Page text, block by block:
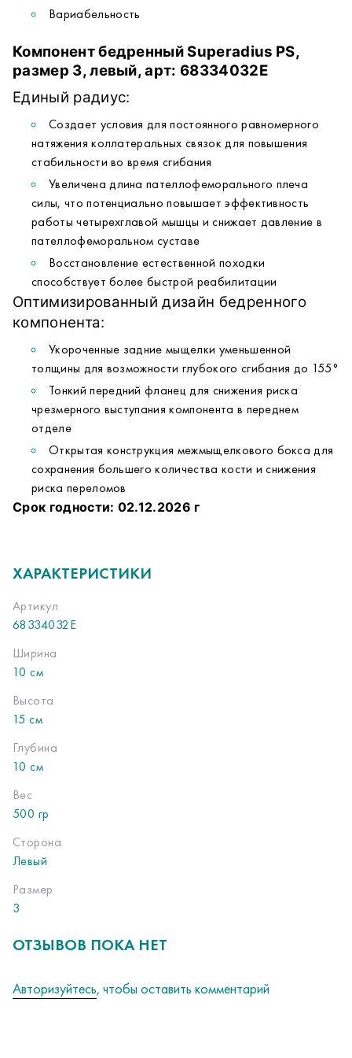
более быстрой реабилитации
Тонкий передний фланец для снижения риска чрезмерного
Открытая конструкция межмыщелкового бокса для
сохранения большего количества кости и снижения риска
переломов
Вариабельность
Компонент бедренный Superadius PS,
размер 3, левый, арт: 68334032Е
Единый радиус:
Создает условия для постоянного равномерного
натяжения коллатеральных связок для повышения
стабильности во время сгибания
Увеличена длина пателлофеморального плеча
силы, что потенциально повышает эффективность
работы четырехглавой мышцы и снижает давление в
пателлофеморальном суставе
Восстановление естественной походки
способствует более быстрой реабилитации
Оптимизированный дизайн бедренного
компонента:
Укороченные задние мыщелки уменьшенной
толщины для возможности глубокого сгибания до 155°
Тонкий передний фланец для снижения риска
чрезмерного выступания компонента в переднем
отделе
Открытая конструкция межмыщелкового бокса для
сохранения большего количества кости и снижения
риска переломов
Срок годности: 02.12.2026 г
ХАРАКТЕРИСТИКИ
Артикул
68334032E
Ширина
10 см
Высота
15 см
Глубина
10 см
Вес
500 гр
Сторона
Левый
Размер
3
ОТЗЫВОВ ПОКА НЕТ
Авторизуйтесь, чтобы оставить комментарий